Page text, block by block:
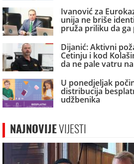
Ivanović za
unija ne briše
pruža priliku da
Evropi i svijetu
Dijanić: Aktivni
Cetinju i kod
da ne pale vatru
U ponedjeljak
distribucija
udžbenika
NAJNOVIJEVIJESTI